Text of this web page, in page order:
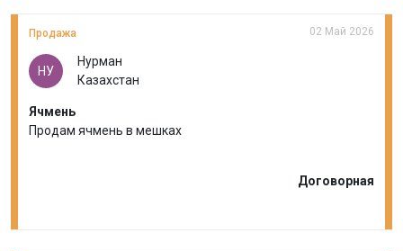
Продажа 02 Май 2026
НУ
Нурман
Казахстан
Ячмень
Продам ячмень в мешках
Договорная